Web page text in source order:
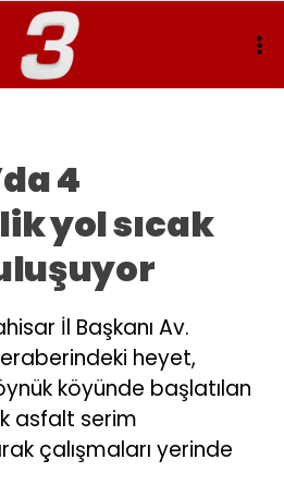
4
yol sıcak
İl Başkanı Av.
heyet,
köyünde başlatılan
asfalt serim
çalışmaları yerinde